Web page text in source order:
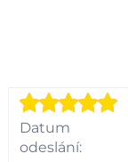
Datum
odeslání: